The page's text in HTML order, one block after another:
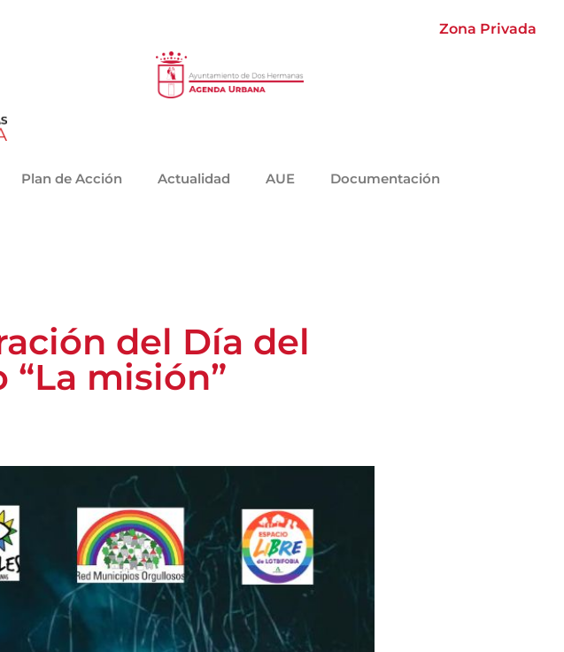
Zona Privada
Plan de Acción Actualidad AUE Documentación
del Día del
misión”